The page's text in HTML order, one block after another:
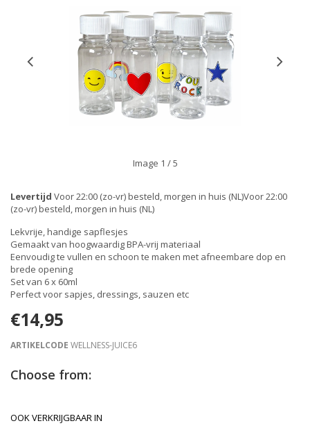
Image 1 / 5
Levertijd Voor 22:00 (zo-vr) besteld, morgen in huis (NL)Voor 22:00
(zo-vr) besteld, morgen in huis (NL)
Lekvrije, handige sapflesjes
Gemaakt van hoogwaardig BPA-vrij materiaal
Eenvoudig te vullen en schoon te maken met afneembare dop en
brede opening
Set van 6 x 60ml
Perfect voor sapjes, dressings, sauzen etc
€14,95
ARTIKELCODE WELLNESS-JUICE6
Choose from:
OOK VERKRIJGBAAR IN